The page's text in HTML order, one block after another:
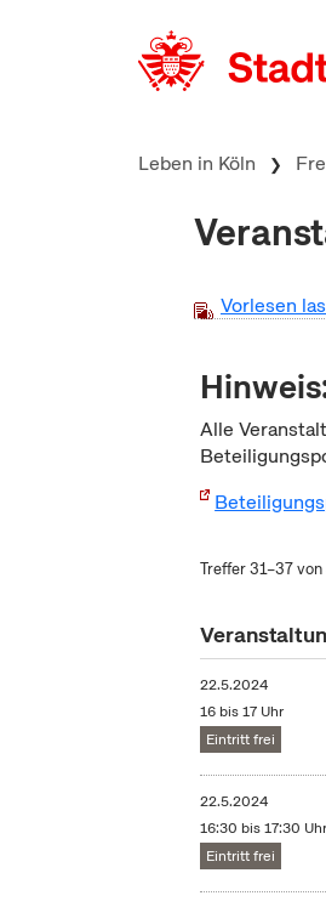
Leben in Köln
Vorlesen
Alle
Treffer 31–37
22.5.2024
16 bis 17 Uhr
Eintritt frei
22.5.2024
16:30 bis 17:30 Uhr
Eintritt frei